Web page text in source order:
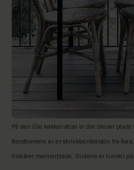
På den lille køkkenaltan er der blevet plads
Bordbenene er et skrivebordsstativ fra
tilskåret marmorplade. Stolene er fundet på